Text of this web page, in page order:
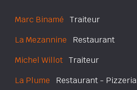
Marc Binamé Traiteur
La Mezannine Restaurant
Michel Willot Traiteur
La Plume Restaurant - Pizzeria